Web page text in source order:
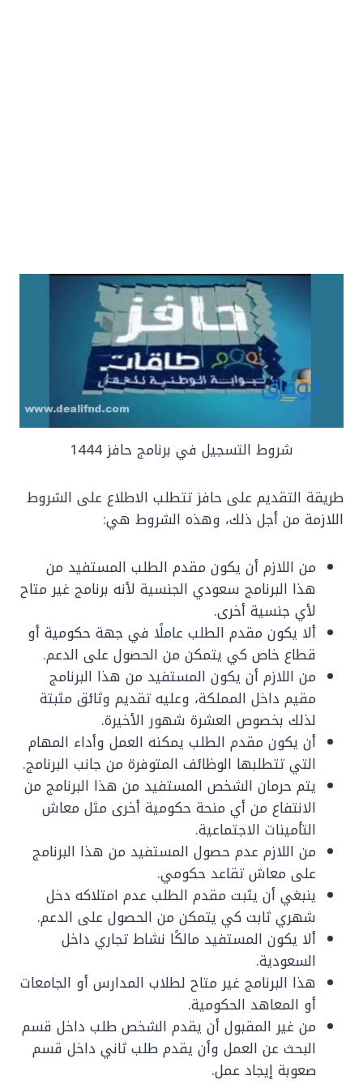
شروط التسجيل في برنامج حافز 1444
طريقة التقديم على حافز تتطلب الاطلاع على الشروط
اللازمة من أجل ذلك، وهذه الشروط هي:
من اللازم أن يكون مقدم الطلب المستفيد من
هذا البرنامج سعودي الجنسية لأنه برنامج غير متاح
لأي جنسية أخرى.
ألا يكون مقدم الطلب عاملًا في جهة حكومية أو
قطاع خاص كي يتمكن من الحصول على الدعم.
من اللازم أن يكون المستفيد من هذا البرنامج
مقيم داخل المملكة، وعليه تقديم وثائق مثبتة
لذلك بخصوص العشرة شهور الأخيرة.
أن يكون مقدم الطلب يمكنه العمل وأداء المهام
التي تتطلبها الوظائف المتوفرة من جانب البرنامج.
يتم حرمان الشخص المستفيد من هذا البرنامج من
الانتفاع من أي منحة حكومية أخرى مثل معاش
التأمينات الاجتماعية.
من اللازم عدم حصول المستفيد من هذا البرنامج
على معاش تقاعد حكومي.
ينبغي أن يثبت مقدم الطلب عدم امتلاكه دخل
شهري ثابت كي يتمكن من الحصول على الدعم.
ألا يكون المستفيد مالكًا نشاط تجاري داخل
السعودية.
هذا البرنامج غير متاح لطلاب المدارس أو الجامعات
أو المعاهد الحكومية.
من غير المقبول أن يقدم الشخص طلب داخل قسم
البحث عن العمل وأن يقدم طلب ثاني داخل قسم
صعوبة إيجاد عمل.